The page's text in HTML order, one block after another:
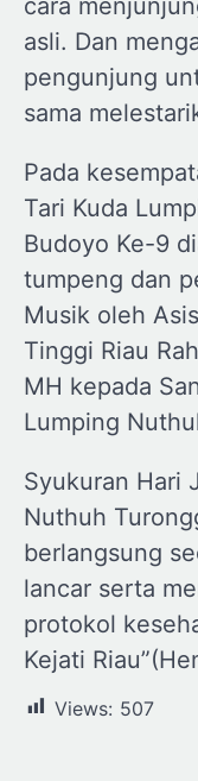
cara
asli. Dan
pengunjung
sama
Pada
Tari Kuda
Budoyo Ke-9
tumpeng dan
Musik oleh
Tinggi Riau
MH kepada
Lumping
Syukuran Hari
Nuthuh
berlangsung
lancar serta
protokol
Kejati
Views: 507